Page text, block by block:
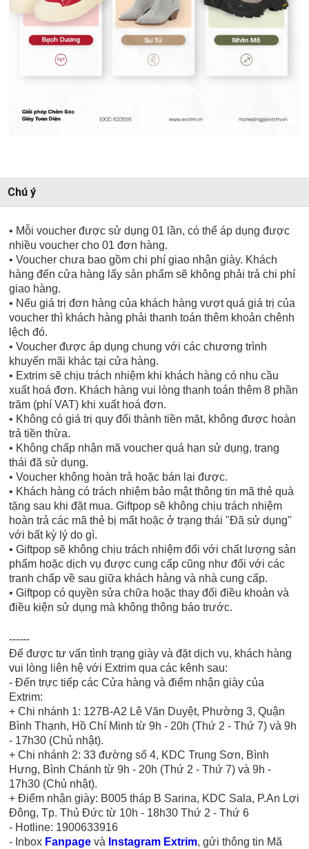
Chú ý
• Mỗi voucher được sử dụng 01 lần, có thể áp dụng được
nhiều voucher cho 01 đơn hàng.
• Voucher chưa bao gồm chi phí giao nhận giày. Khách
hàng đến cửa hàng lấy sản phẩm sẽ không phải trả chi phí
giao hàng.
• Nếu giá trị đơn hàng của khách hàng vượt quá giá trị của
voucher thì khách hàng phải thanh toán thêm khoản chênh
lệch đó.
• Voucher được áp dụng chung với các chương trình
khuyến mãi khác tại cửa hàng.
• Extrim sẽ chịu trách nhiệm khi khách hàng có nhu cầu
xuất hoá đơn. Khách hàng vui lòng thanh toán thêm 8 phần
trăm (phí VAT) khi xuất hoá đơn.
• Không có giá trị quy đổi thành tiền mặt, không được hoàn
trả tiền thừa.
• Không chấp nhận mã voucher quá hạn sử dụng, trạng
thái đã sử dụng.
• Voucher không hoàn trả hoặc bán lại được.
• Khách hàng có trách nhiệm bảo mật thông tin mã thẻ quà
tặng sau khi đặt mua. Giftpop sẽ không chịu trách nhiệm
hoàn trả các mã thẻ bị mất hoặc ở trạng thái "Đã sử dụng"
với bất kỳ lý do gì.
• Giftpop sẽ không chịu trách nhiệm đối với chất lượng sản
phẩm hoặc dịch vụ được cung cấp cũng như đối với các
tranh chấp về sau giữa khách hàng và nhà cung cấp.
• Giftpop có quyền sửa chữa hoặc thay đổi điều khoản và
điều kiện sử dụng mà không thông báo trước.
------
Để được tư vấn tình trạng giày và đặt dịch vụ, khách hàng
vui lòng liên hệ với Extrim qua các kênh sau:
- Đến trực tiếp các Cửa hàng và điểm nhận giày của
Extrim:
+ Chi nhánh 1: 127B-A2 Lê Văn Duyệt, Phường 3, Quận
Bình Thạnh, Hồ Chí Minh từ 9h - 20h (Thứ 2 - Thứ 7) và 9h
- 17h30 (Chủ nhật).
+ Chi nhánh 2: 33 đường số 4, KDC Trung Sơn, Bình
Hưng, Bình Chánh từ 9h - 20h (Thứ 2 - Thứ 7) và 9h -
17h30 (Chủ nhật).
+ Điểm nhận giày: B005 tháp B Sarina, KDC Sala, P.An Lợi
Đông, Tp. Thủ Đức từ 10h - 18h30 Thứ 2 - Thứ 6
- Hotline: 1900633916
- Inbox Fanpage và Instagram Extrim, gửi thông tin Mã